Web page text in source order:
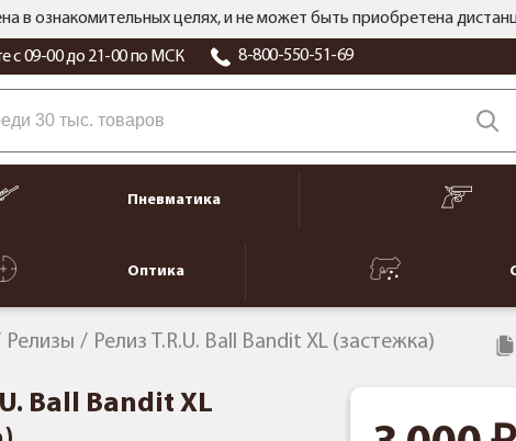
в ознакомительных целях, и не может быть приобретена
с 09-00 до 21-00 по МСК 8-800-550-51-69
Пневматика
Оптика
Релизы Релиз T.R.U. Ball Bandit XL (застежка)
Ball Bandit XL